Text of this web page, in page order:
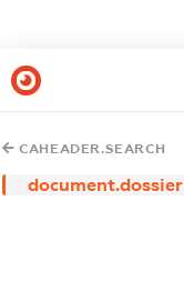
CAHEADER.SEARCH
document.dossier